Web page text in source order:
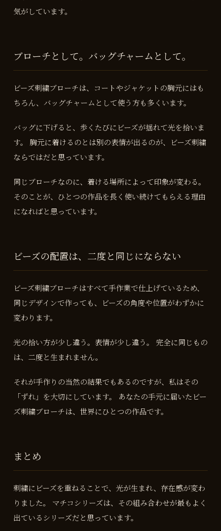
気がしています。
ブローチとして。バッグチャームとして。
ビーズ刺繍ブローチは、コートやジャケットの胸元にはも
ちろん、バッグチャームとして使う方も多くいます。
バッグに下げると、歩くたびにビーズが揺れて光を拾いま
す。 胸元に着けるのとは別の表情が出るのが、ビーズ刺繍
ならではだと思っています。
同じブローチなのに、着ける場所によって印象が変わる。
そのことが、ひとつの作品を長く使い続けてもらえる理由
になればと思っています。
ビーズの配置は、二度と同じにならない
ビーズ刺繍ブローチはすべて手作業で仕上げているため、
同じデザインで作っても、ビーズの角度や位置がわずかに
変わります。
光の拾い方が少し違う。表情が少し違う。 完全に同じもの
は、二度と生まれません。
それが手作りの当然の結果でもあるのですが、私はその
「ずれ」を大切にしています。 あなたの手元に届いたビー
ズ刺繍ブローチは、世界にひとつの作品です。
まとめ
刺繍にビーズを重ねることで、光が生まれ、存在感が変わ
りました。 マチコシリーズは、その組み合わせが最もよく
出ているシリーズだと思っています。